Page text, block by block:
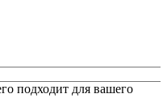
подходит для вашего